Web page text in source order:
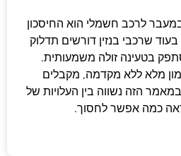
לרכב חשמלי הוא החיסכון
שרכבי בנזין דורשים תדלוק
בטעינה זולה משמעותית.
מלא ללא מקדמה, מקבלים
הזה נשווה בין העלויות של
כמה אפשר לחסוך.